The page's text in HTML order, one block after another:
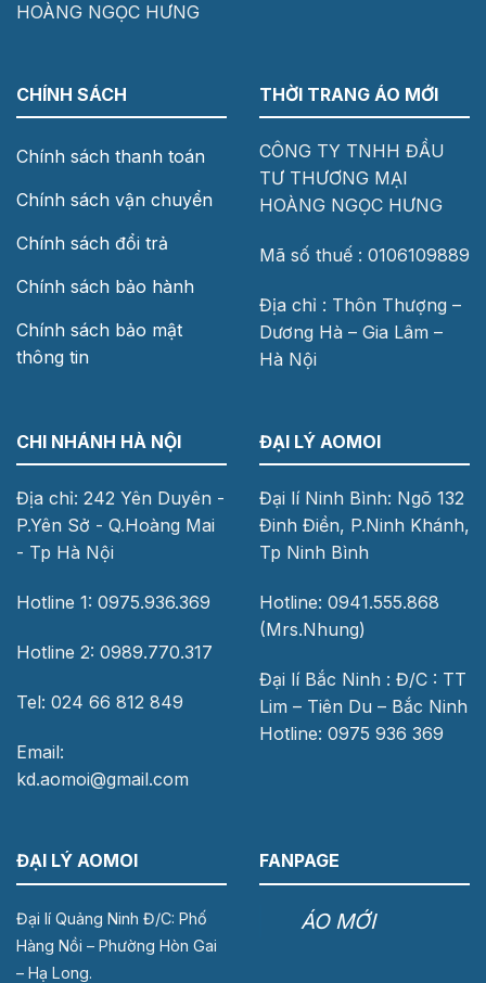
HOÀNG NGỌC HƯNG
CHÍNH SÁCH
Chính sách thanh toán
Chính sách vận chuyển
Chính sách đổi trả
Chính sách bảo hành
Chính sách bảo mật
thông tin
THỜI TRANG ÁO MỚI
CÔNG TY TNHH ĐẦU
TƯ THƯƠNG MẠI
HOÀNG NGỌC HƯNG
Mã số thuế : 0106109889
Địa chỉ : Thôn Thượng –
Dương Hà – Gia Lâm –
Hà Nội
CHI NHÁNH HÀ NỘI
Địa chỉ: 242 Yên Duyên -
P.Yên Sở - Q.Hoàng Mai
- Tp Hà Nội
Hotline 1: 0975.936.369
Hotline 2: 0989.770.317
Tel: 024 66 812 849
Email:
kd.aomoi@gmail.com
ĐẠI LÝ AOMOI
Đại lí Ninh Bình: Ngõ 132
Đinh Điền, P.Ninh Khánh,
Tp Ninh Bình
Hotline: 0941.555.868
(Mrs.Nhung)
Đại lí Bắc Ninh : Đ/C : TT
Lim – Tiên Du – Bắc Ninh
Hotline: 0975 936 369
ĐẠI LÝ AOMOI
Đại lí Quảng Ninh Đ/C: Phố
Hàng Nồi – Phường Hòn Gai
– Hạ Long.
FANPAGE
ÁO MỚI